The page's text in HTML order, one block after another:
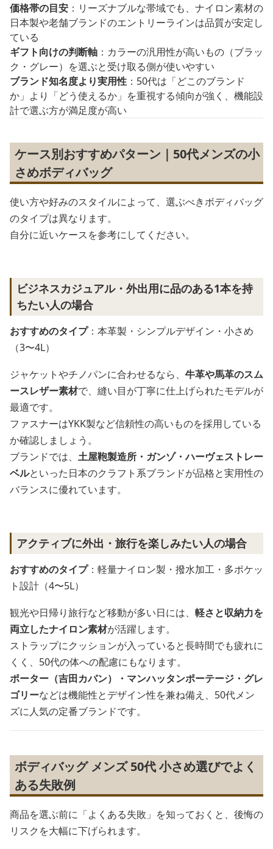
価格帯の目安 ：リーズナブルな帯域でも、ナイロン素材の
日本製や老舗ブランドのエントリーラインは品質が安定し
ている
ギフト向けの判断軸 ：カラーの汎用性が高いもの（ブラッ
ク・グレー）を選ぶと受け取る側が使いやすい
ブランド知名度より実用性 ：50代は「どこのブランド
か」より「どう使えるか」を重視する傾向が強く、機能設
計で選ぶ方が満足度が高い
ケース別おすすめパターン｜50代メンズの小
さめボディバッグ
使い方や好みのスタイルによって、選ぶべきボディバッグ
のタイプは異なります。
自分に近いケースを参考にしてください。
ビジネスカジュアル・外出用に品のある1本を持
ちたい人の場合
おすすめのタイプ：本革製・シンプルデザイン・小さめ
（3〜4L）
ジャケットやチノパンに合わせるなら、 牛革や馬革のスム
ースレザー素材で、縫い目が丁寧に仕上げられたモデルが
最適です。
ファスナーはYKK製など信頼性の高いものを採用している
か確認しましょう。
ブランドでは、 土屋鞄製造所・ガンゾ・ハーヴェストレー
ベルといった日本のクラフト系ブランドが品格と実用性の
バランスに優れています。
アクティブに外出・旅行を楽しみたい人の場合
おすすめのタイプ：軽量ナイロン製・撥水加工・多ポケッ
ト設計（4〜5L）
観光や日帰り旅行など移動が多い日には、 軽さと収納力を
両立したナイロン素材が活躍します。
ストラップにクッションが入っていると長時間でも疲れに
くく、50代の体への配慮にもなります。
ポーター（吉田カバン）・マンハッタンポーテージ・グレ
ゴリーなどは機能性とデザイン性を兼ね備え、50代メン
ズに人気の定番ブランドです。
ボディバッグ メンズ 50代 小さめ選びでよく
ある失敗例
商品を選ぶ前に「よくある失敗」を知っておくと、後悔の
リスクを大幅に下げられます。